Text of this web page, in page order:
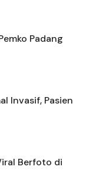
Padang
Invasif, Pasien
Berfoto di